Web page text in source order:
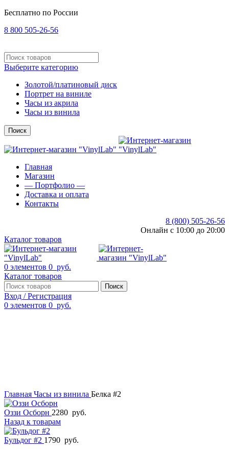
Бесплатно по России
8 800 505-26-56
Выберите категорию
Золотой/платиновый диск
Портрет на виниле
Часы из акрила
Часы из винила
Поиск
Главная
Магазин
— Портфолио —
Доставка и оплата
Контакты
8 (800) 505-26-56
Онлайн с 10:00 до 20:00
Каталог товаров
0 элементов 0 руб.
Каталог товаров
Поиск
Вход / Регистрация
0 элементов 0 руб.
Главная Часы из винила Белка #2
Оззи Осборн 2280 руб.
Назад к товарам
Бульдог #2 1790 руб.